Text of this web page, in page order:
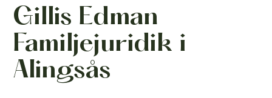
Gillis Edman
Familjejuridik i
Alingsås